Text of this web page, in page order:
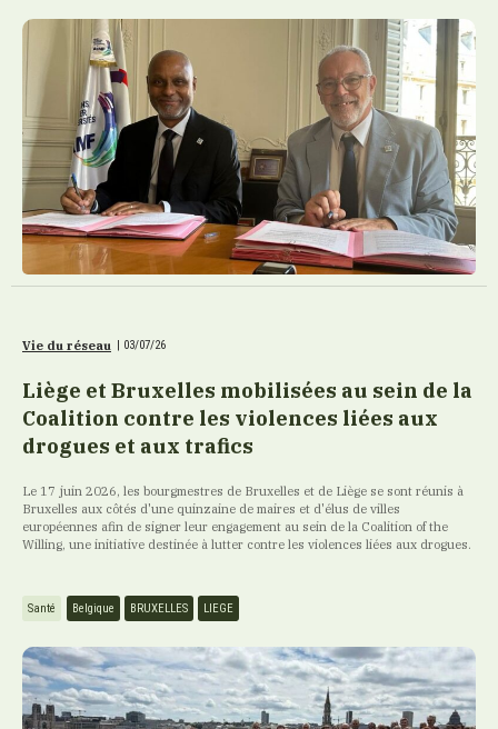
Vie du réseau | 03/07/26
Liège et Bruxelles mobilisées au sein de la
Coalition contre les violences liées aux
drogues et aux trafics
Le 17 juin 2026, les bourgmestres de Bruxelles et de Liège se sont réunis à
Bruxelles aux côtés d'une quinzaine de maires et d'élus de villes
européennes afin de signer leur engagement au sein de la Coalition of the
Willing, une initiative destinée à lutter contre les violences liées aux drogues.
Santé Belgique BRUXELLES LIEGE